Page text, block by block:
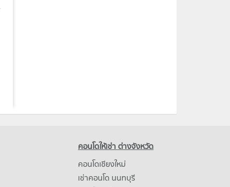
คอนโดให้เช่า ต่างจังหวัด
คอนโดเชียงใหม่
เช่าคอนโด นนทบุรี